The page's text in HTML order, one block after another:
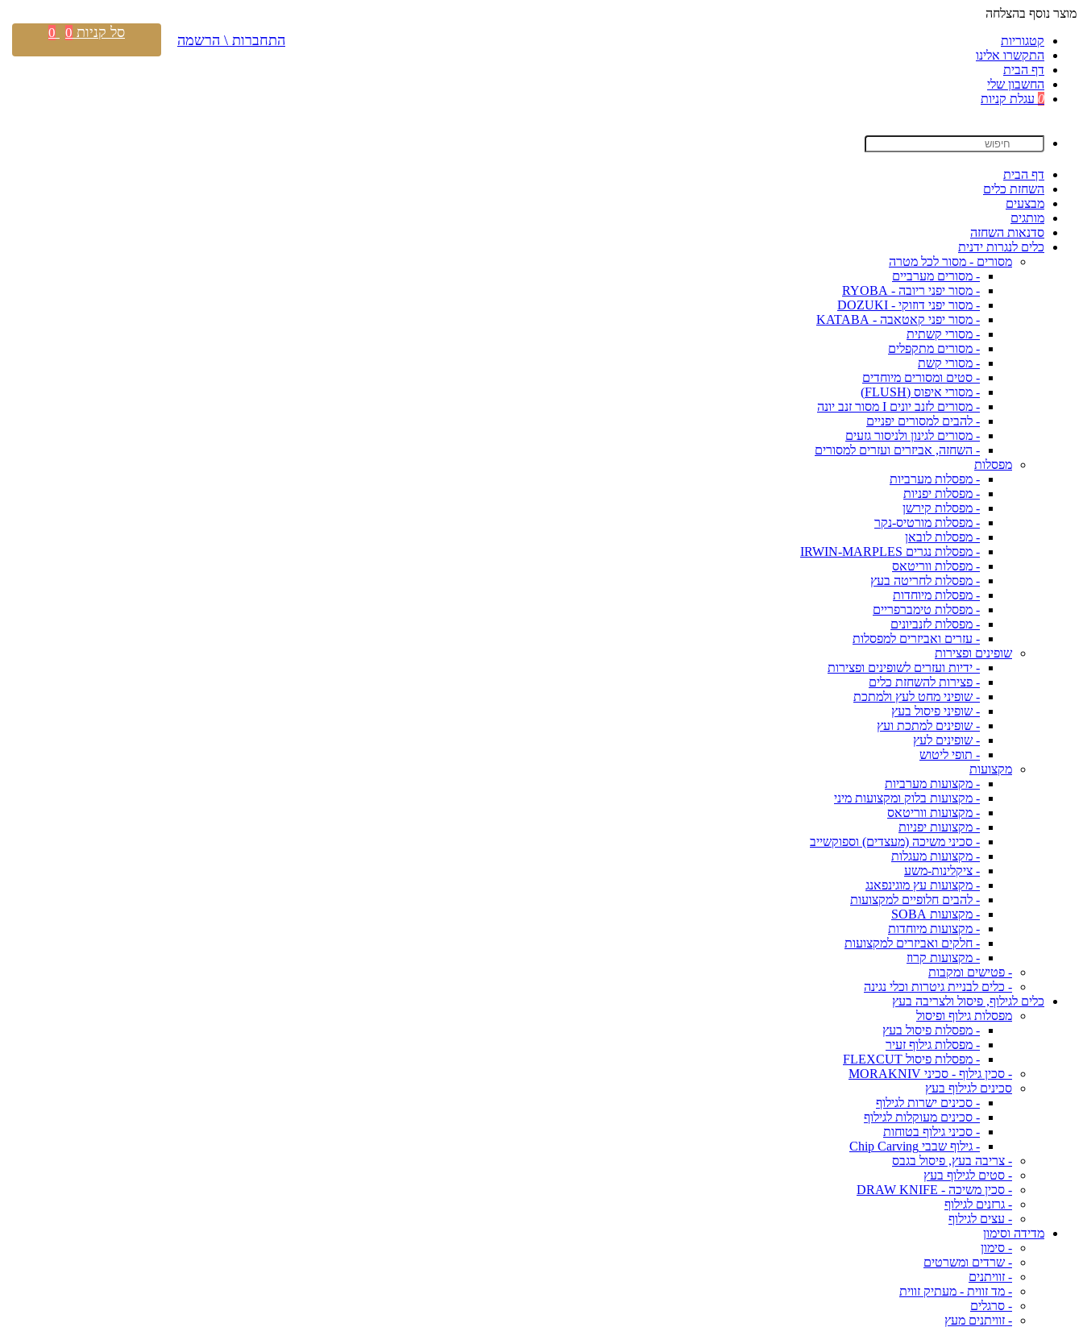
מוצר נוסף בהצלחה
קטגוריות
התקשרו אלינו
דף הבית
החשבון שלי
0 עגלת קניות
דף הבית
השחזת כלים
מבצעים
מותגים
סדנאות השחזה
כלים לנגרות ידנית
מסורים - מסור לכל מטרה
- מסורים מערביים
- מסור יפני ריובה - RYOBA
- מסור יפני דוזוקי - DOZUKI
- מסור יפני קאטאבה - KATABA
- מסורי קשתית
- מסורים מתקפלים
- מסורי קשת
- סטים ומסורים מיוחדים
- מסורי איפוס (FLUSH)
- מסורים לזנב יונים I מסור זנב יונה
- להבים למסורים יפניים
- מסורים לגינון ולניסור גזעים
- השחזה, אביזרים ועזרים למסורים
מפסלות
- מפסלות מערביות
- מפסלות יפניות
- מפסלות קירשן
- מפסלות מורטיס-נקר
- מפסלות לובאן
- מפסלות נגרים IRWIN-MARPLES
- מפסלות ווריטאס
- מפסלות לחריטה בעץ
- מפסלות מיוחדות
- מפסלות טימברפריים
- מפסלות לזנביונים
- עזרים ואביזרים למפסלות
שופינים ופצירות
- ידיות ועזרים לשופינים ופצירות
- פצירות להשחזת כלים
- שופיני מחט לעץ ולמתכת
- שופיני פיסול בעץ
- שופינים למתכת ועץ
- שופינים לעץ
- תופי ליטוש
מקצועות
- מקצועות מערביות
- מקצועות בלוק ומקצועות מיני
- מקצועות ווריטאס
- מקצועות יפניות
- סכיני משיכה (מעצדים) וספוקשייב
- מקצועות מעגלות
- ציקלינות-משע
- מקצועות עץ מוגינפאנג
- להבים חלופיים למקצועות
- מקצועות SOBA
- מקצועות מיוחדות
- חלקים ואביזרים למקצועות
- מקצועות קרוז
- פטישים ומקבות
- כלים לבניית גיטרות וכלי נגינה
כלים לגילוף, פיסול ולצריבה בעץ
מפסלות גילוף ופיסול
- מפסלות פיסול בעץ
- מפסלות גילוף זעיר
- מפסלות פיסול FLEXCUT
- סכין גילוף - סכיני MORAKNIV
סכינים לגילוף בעץ
- סכינים ישרות לגילוף
- סכינים מעוקלות לגילוף
- סכיני גילוף בטוחות
- גילוף שבבי Chip Carving
- צריבה בעץ, פיסול בגבס
- סטים לגילוף בעץ
- סכין משיכה - DRAW KNIFE
- גרזנים לגילוף
- עצים לגילוף
מדידה וסימון
- סימון
- שרדים ומשרטים
- זוויתנים
- מד זווית - מעתיק זווית
- סרגלים
- זוויתנים מעץ
התחברות \ הרשמה סל קניות 0
0